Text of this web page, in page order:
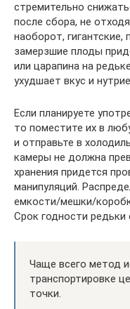
стремительно
после сбора, не
наоборот, гигантские,
замерзшие плоды
или царапина на
ухудшает вкус и
Если планируете
то поместите их в
и отправьте в
камеры не должна
хранения придется
манипуляций.
емкости/мешки/
Срок годности редьки
Чаще всего метод
транспортировке
точки.